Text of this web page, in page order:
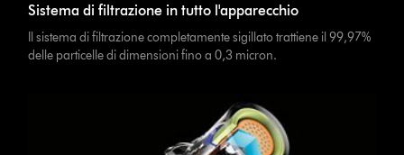
Sistema di filtrazione in tutto l'apparecchio
Il sistema di filtrazione completamente sigillato trattiene il 99,97%
delle particelle di dimensioni fino a 0,3 micron.